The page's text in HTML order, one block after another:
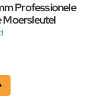
Professionele
Moersleutel